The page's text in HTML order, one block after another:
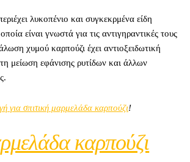
λυκοπένιο και συγκεκρμένα είδη
είναι γνωστά για τις αντιγηραντικές τους
χυμού καρπούζι έχει αντιοξειδωτική
μείωση εφάνισης ρυτίδων και άλλων
για σπιτική μαρμελάδα καρπούζι!
καρπούζι